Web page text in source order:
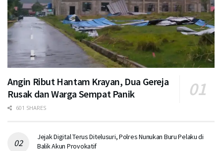
Angin Ribut Hantam Krayan, Dua Gereja
Rusak dan Warga Sempat Panik
601 SHARES
Jejak Digital Terus Ditelusuri, Polres Nunukan Buru Pelaku di
Balik Akun Provokatif